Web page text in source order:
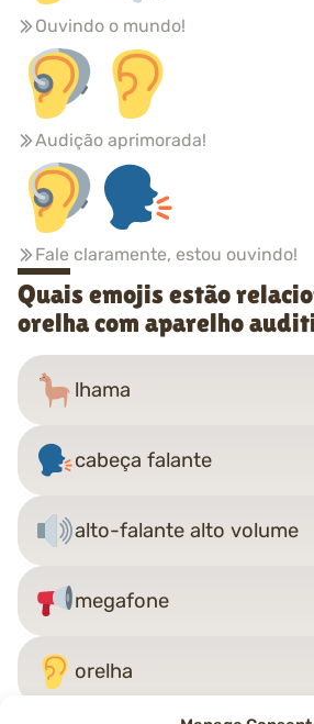
Ouvindo o mundo!
Audição aprimorada!
Fale claramente, estou ouvindo!
Quais emojis estão
orelha com aparelho
lhama
cabeça falante
alto-falante alto volume
megafone
orelha